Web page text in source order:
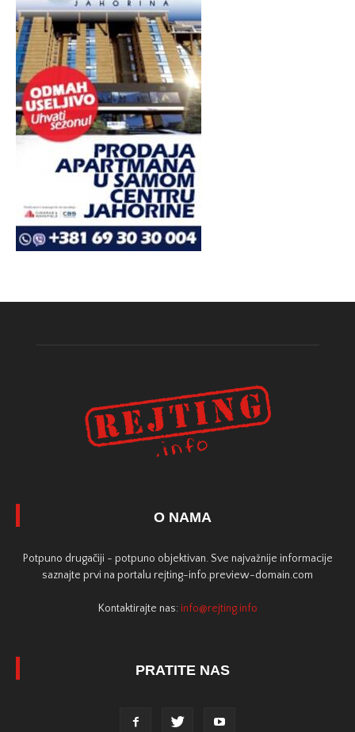
O NAMA
Potpuno drugačiji - potpuno objektivan. Sve najvažnije informacije
saznajte prvi na portalu rejting-info.preview-domain.com
Kontaktirajte nas: info@rejting.info
PRATITE NAS